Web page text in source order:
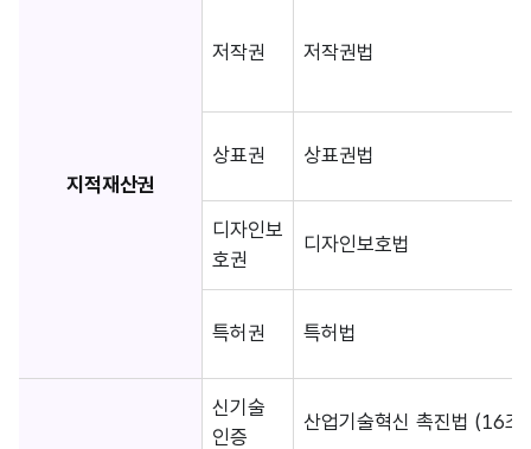
지적재산권
저작권 저작권법
상표권 상표권법
디자인보
호권
디자인보호법
특허권 특허법
신기술
인증
산업기술혁신 촉진법 (16조)